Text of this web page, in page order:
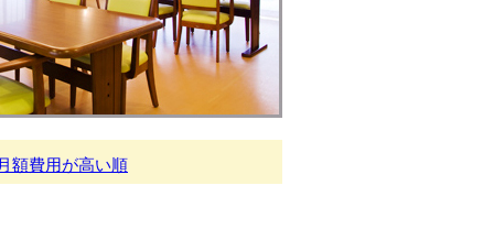
額費用が高い順